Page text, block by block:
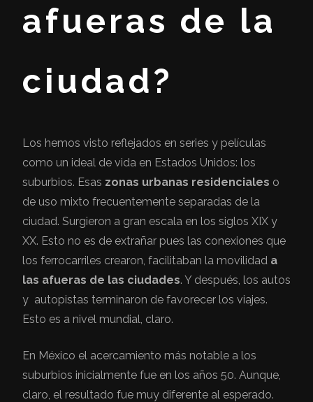
afueras de la
ciudad?
Los hemos visto reflejados en series y películas
como un ideal de vida en Estados Unidos: los
suburbios. Esas zonas urbanas residenciales o
de uso mixto frecuentemente separadas de la
ciudad. Surgieron a gran escala en los siglos XIX y
XX. Esto no es de extrañar pues las conexiones que
los ferrocarriles crearon, facilitaban la movilidad a
las afueras de las ciudades. Y después, los autos
y autopistas terminaron de favorecer los viajes.
Esto es a nivel mundial, claro.
En México el acercamiento más notable a los
suburbios inicialmente fue en los años 50. Aunque,
claro, el resultado fue muy diferente al esperado.